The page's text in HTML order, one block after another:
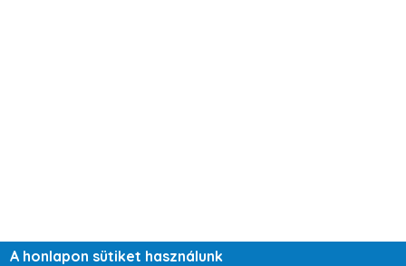
A honlapon sütiket használunk